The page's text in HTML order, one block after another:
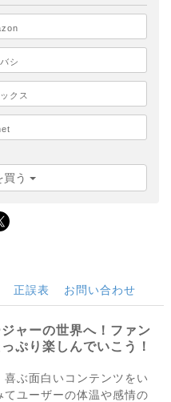
シ
クス
買う
正誤表 お問い合わせ
ャーの世界へ！ファン
ぷり楽しんでいこう！
ぶ面白いコンテンツをい
ユーザーの体温や感情の